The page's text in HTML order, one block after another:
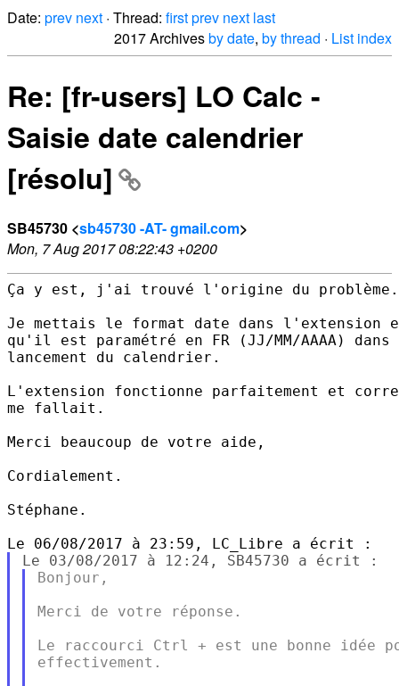
Date: prev next · Thread: firstprev next last
2017 Archivesby date, by thread · List index
Re: [fr-users] LO Calc -
Saisie date calendrier
[résolu]
SB45730 <sb45730 -AT- gmail.com>
Mon, 7 Aug 2017 08:22:43 +0200
Ça y est, j'ai trouvé l'origine du problème.
Je mettais le format date dans l'extension en
qu'il est paramétré en FR (JJ/MM/AAAA)
lancement du calendrier.
L'extension fonctionne parfaitement et
me fallait.
Merci beaucoup de votre aide,
Cordialement.
Stéphane.
Bonjour,
Merci de votre réponse.
Le raccourci Ctrl + est une bonne idée
effectivement.